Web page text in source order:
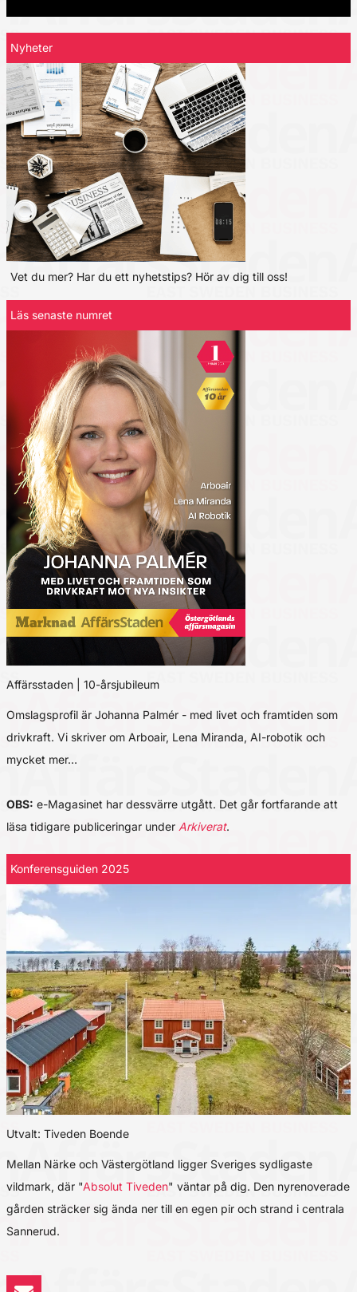
Nyheter
Vet du mer? Har du ett nyhetstips? Hör av dig till oss!
Läs senaste numret
Affärsstaden | 10-årsjubileum
Omslagsprofil är Johanna Palmér - med livet och framtiden som
drivkraft. Vi skriver om Arboair, Lena Miranda, AI-robotik och
mycket mer…
OBS: e-Magasinet har dessvärre utgått. Det går fortfarande att
läsa tidigare publiceringar under Arkiverat.
Konferensguiden 2025
Utvalt: Tiveden Boende
Mellan Närke och Västergötland ligger Sveriges sydligaste
vildmark, där "Absolut Tiveden" väntar på dig. Den nyrenoverade
gården sträcker sig ända ner till en egen pir och strand i centrala
Sannerud.